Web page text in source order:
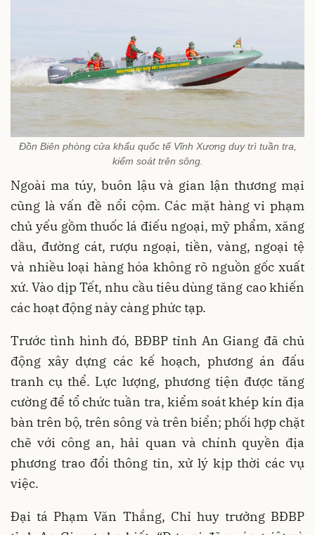
Đồn Biên phòng cửa khẩu quốc tế Vĩnh Xương duy trì tuần tra,
kiểm soát trên sông.
Ngoài ma túy, buôn lậu và gian lận thương mại
cũng là vấn đề nổi cộm. Các mặt hàng vi phạm
chủ yếu gồm thuốc lá điếu ngoại, mỹ phẩm, xăng
dầu, đường cát, rượu ngoại, tiền, vàng, ngoại tệ
và nhiều loại hàng hóa không rõ nguồn gốc xuất
xứ. Vào dịp Tết, nhu cầu tiêu dùng tăng cao khiến
các hoạt động này càng phức tạp.
Trước tình hình đó, BĐBP tỉnh An Giang đã chủ
động xây dựng các kế hoạch, phương án đấu
tranh cụ thể. Lực lượng, phương tiện được tăng
cường để tổ chức tuần tra, kiểm soát khép kín địa
bàn trên bộ, trên sông và trên biển; phối hợp chặt
chẽ với công an, hải quan và chính quyền địa
phương trao đổi thông tin, xử lý kịp thời các vụ
việc.
Đại tá Phạm Văn Thắng, Chỉ huy trưởng BĐBP